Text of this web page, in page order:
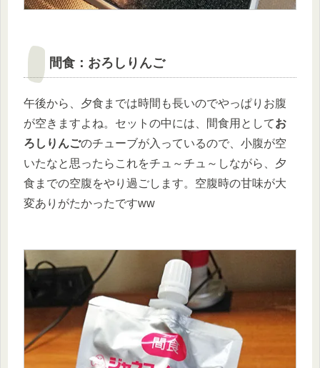
間食：おろしりんご
午後から、夕食までは時間も長いのでやっぱりお腹
が空きますよね。セットの中には、間食用としてお
ろしりんごのチューブが入っているので、小腹が空
いたなと思ったらこれをチュ～チュ～しながら、夕
食までの空腹をやり過ごします。空腹時の甘味が大
変ありがたかったですww